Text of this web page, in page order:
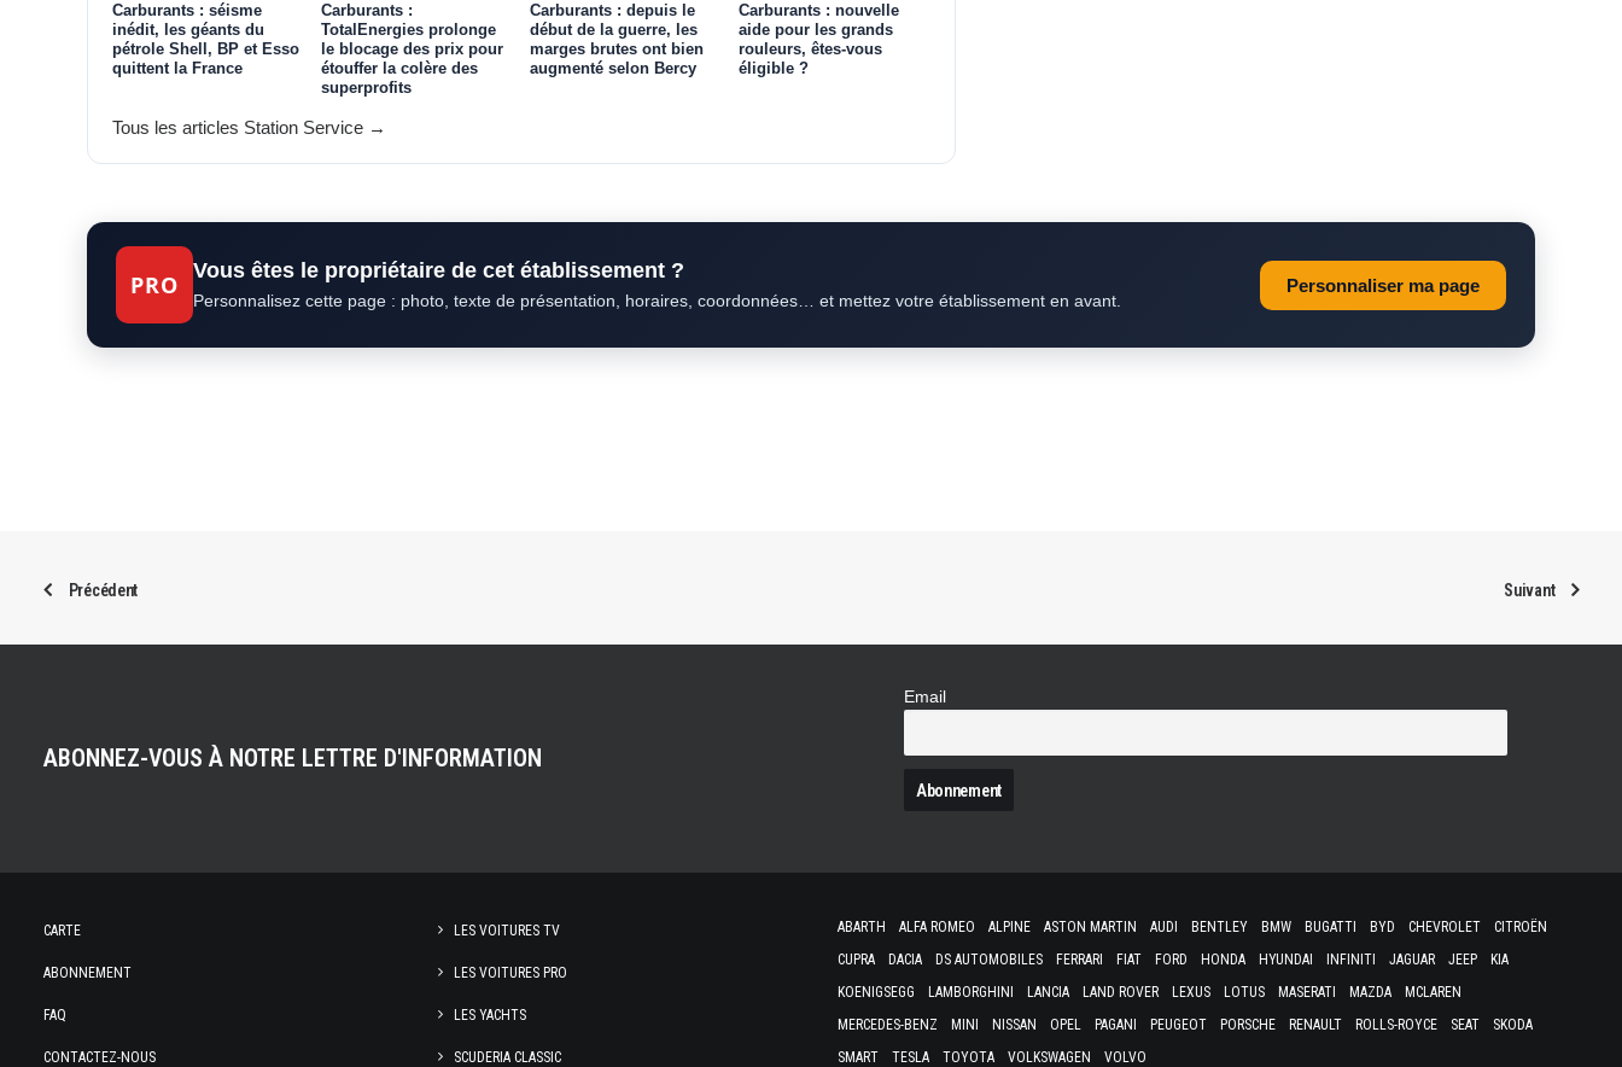
Carburants : séisme
inédit, les géants du
pétrole Shell, BP et Esso
quittent la France
Carburants :
TotalEnergies prolonge
le blocage des prix pour
étouffer la colère des
superprofits
Carburants : depuis le
début de la guerre, les
marges brutes ont bien
augmenté selon Bercy
Carburants : nouvelle
aide pour les grands
rouleurs, êtes-vous
éligible ?
Tous les articles Station Service →
PRO
Vous êtes le propriétaire de cet établissement ?
Personnalisez cette page : photo, texte de présentation, horaires, coordonnées… et mettez votre établissement en avant.
Personnaliser ma page
Précédent Suivant
ABONNEZ-VOUS À NOTRE LETTRE D'INFORMATION
Email
CARTE
ABONNEMENT
FAQ
CONTACTEZ-NOUS
LES VOITURES TV
LES VOITURES PRO
LES YACHTS
SCUDERIA CLASSIC
ABARTH ALFA ROMEO ALPINE ASTON MARTIN AUDI BENTLEY BMW BUGATTI BYD CHEVROLET
CITROËN
CUPRA
DACIA DS AUTOMOBILES FERRARI FIAT FORD HONDA HYUNDAI INFINITI JAGUAR JEEP
KIA
KOENIGSEGG
LAMBORGHINI LANCIA LAND ROVER LEXUS LOTUS MASERATI MAZDA
MCLAREN
MERCEDES-BENZ
MINI NISSAN OPEL PAGANI PEUGEOT PORSCHE RENAULT ROLLS-ROYCE SEAT
SKODA
SMART
TESLA TOYOTA VOLKSWAGEN VOLVO